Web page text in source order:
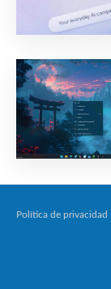
Política de privacidad